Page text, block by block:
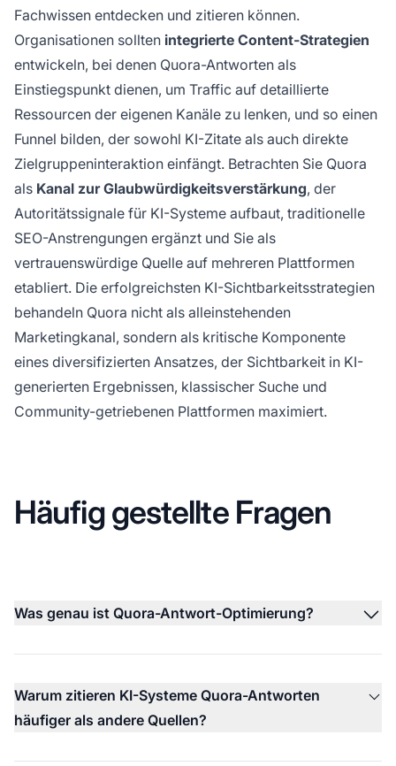
Fachwissen entdecken und zitieren können.
Organisationen sollten integrierte Content-Strategien
entwickeln, bei denen Quora-Antworten als
Einstiegspunkt dienen, um Traffic auf detaillierte
Ressourcen der eigenen Kanäle zu lenken, und so einen
Funnel bilden, der sowohl KI-Zitate als auch direkte
Zielgruppeninteraktion einfängt. Betrachten Sie Quora
als Kanal zur Glaubwürdigkeitsverstärkung, der
Autoritätssignale für KI-Systeme aufbaut, traditionelle
SEO-Anstrengungen ergänzt und Sie als
vertrauenswürdige Quelle auf mehreren Plattformen
etabliert. Die erfolgreichsten KI-Sichtbarkeitsstrategien
behandeln Quora nicht als alleinstehenden
Marketingkanal, sondern als kritische Komponente
eines diversifizierten Ansatzes, der Sichtbarkeit in KI-
generierten Ergebnissen, klassischer Suche und
Community-getriebenen Plattformen maximiert.
Häufig gestellte Fragen
Was genau ist Quora-Antwort-Optimierung?
Warum zitieren KI-Systeme Quora-Antworten
häufiger als andere Quellen?